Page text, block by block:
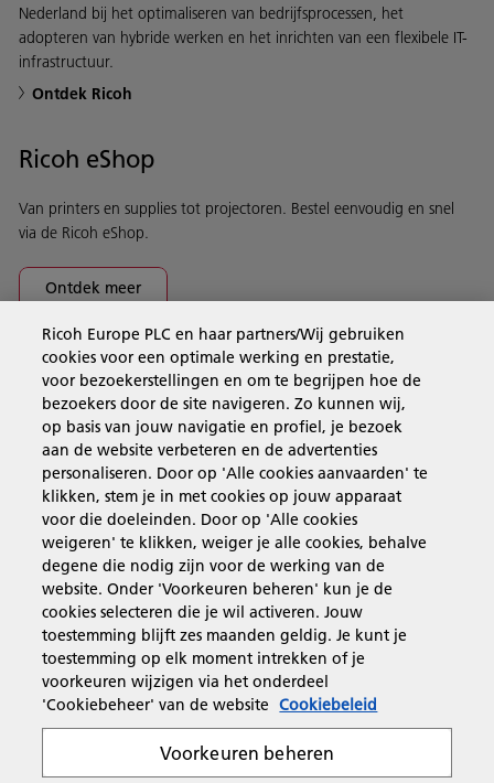
Nederland bij het optimaliseren van bedrijfsprocessen, het
adopteren van hybride werken en het inrichten van een flexibele IT-
infrastructuur.
Ontdek Ricoh
Ricoh eShop
Van printers en supplies tot projectoren. Bestel eenvoudig en snel
via de Ricoh eShop.
Ontdek meer
Business Solutions
Producten en services
Support en contact
Inspiratie
Volg Ricoh
Ricoh Europe PLC en haar partners/Wij gebruiken
cookies voor een optimale werking en prestatie,
voor bezoekerstellingen en om te begrijpen hoe de
bezoekers door de site navigeren. Zo kunnen wij,
op basis van jouw navigatie en profiel, je bezoek
aan de website verbeteren en de advertenties
personaliseren. Door op 'Alle cookies aanvaarden' te
klikken, stem je in met cookies op jouw apparaat
voor die doeleinden. Door op 'Alle cookies
weigeren' te klikken, weiger je alle cookies, behalve
degene die nodig zijn voor de werking van de
website. Onder 'Voorkeuren beheren' kun je de
cookies selecteren die je wil activeren. Jouw
toestemming blijft zes maanden geldig. Je kunt je
toestemming op elk moment intrekken of je
voorkeuren wijzigen via het onderdeel
'Cookiebeheer' van de website Cookiebeleid
Voorkeuren beheren